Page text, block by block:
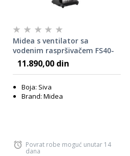
Midea s ventilator sa
vodenim raspršivačem FS40-
13QRA sivi
11.890,00 din
Boja: Siva
Brand: Midea
Povrat robe moguć unutar 14
dana